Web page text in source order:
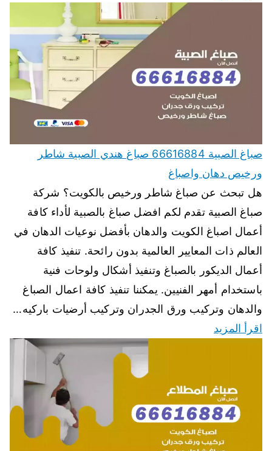
صباغ الصبية 66616884 صباغ هندي الصبية شاطر
ورخيص دهان واصباغ
هل تبحث عن صباغ شاطر ورخيص بالكويت؟ شركة
صباغ الصبية تقدم لكم افضل صباغ بالصبية لأداء كافة
أعمال اصباغ الكويت والدهان بأفضل نوعيات الدهان في
العالم ذات المعايير العالمية بدون رائحة. تنفيذ كافة
أعمال الديكور بالصباغ وتنفيذ أشكال ولوحات فنية
باستخدام أمهر الفنيين. يمكننا تنفيذ كافة اعمال الصباغ
والدهان وتركيب ورق الجدران وتركيب أرضيات باركيه…
اقرأ المزيد